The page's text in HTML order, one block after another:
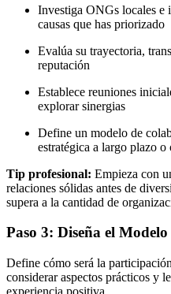
Investiga ONGs locales e
causas que has priorizado
Evalúa su trayectoria,
reputación
Establece reuniones
explorar sinergias
Define un modelo de
estratégica a largo plazo
Tip profesional: Empieza con
relaciones sólidas antes de
supera a la cantidad de
Paso 3: Diseña el
Define cómo será la
considerar aspectos prácticos y
experiencia positiva.